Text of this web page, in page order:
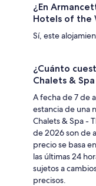
¿En
Hotels of the
Sí, este
¿Cuánto
Chalets &
A fecha de 7 de
estancia de una
Chalets & Spa -
de 2026 son de
precio se basa
las últimas 24
sujetos a
precisos.